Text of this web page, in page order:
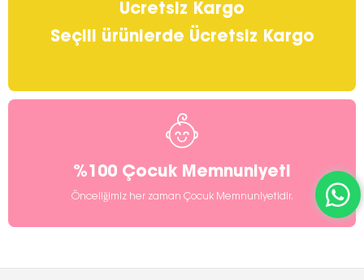
Ücretsiz Kargo
Seçili ürünlerde Ücretsiz Kargo
%100 Çocuk Memnuniyeti
Önceliğimiz her zaman Çocuk Memnuniyetidir.